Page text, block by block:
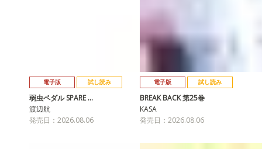
電子版 試し読み
弱虫ペダル SPARE …
渡辺航
発売日：2026.08.06
電子版 試し読み
BREAK BACK 第25巻
KASA
発売日：2026.08.06